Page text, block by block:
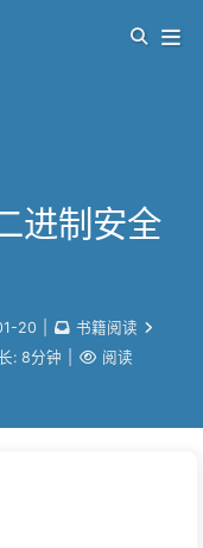
进制安全
20
书籍阅读
: 8分钟
阅读